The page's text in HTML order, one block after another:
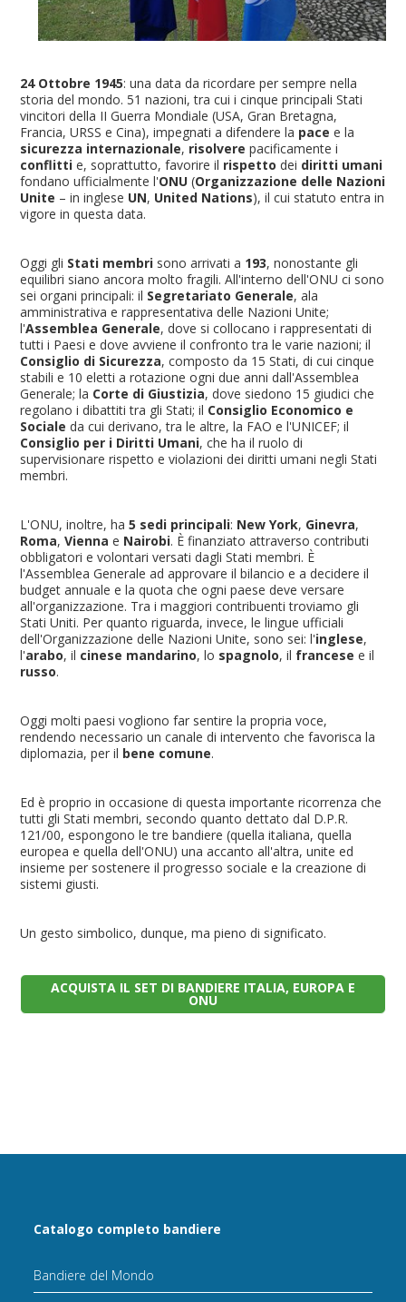
24 Ottobre 1945: una data da ricordare per sempre nella
storia del mondo. 51 nazioni, tra cui i cinque principali Stati
vincitori della II Guerra Mondiale (USA, Gran Bretagna,
Francia, URSS e Cina), impegnati a difendere la pace e la
sicurezza internazionale, risolvere pacificamente i
conflitti e, soprattutto, favorire il rispettodei diritti umani
fondano ufficialmente l'ONU(Organizzazione delle Nazioni
Unite – in inglese UN, United Nations), il cui statuto entra in
vigore in questa data.
Oggi gli Stati membri sono arrivati a 193, nonostante gli
equilibri siano ancora molto fragili. All'interno dell'ONU ci sono
sei organi principali: il Segretariato Generale, ala
amministrativa e rappresentativa delle Nazioni Unite;
l'Assemblea Generale, dove si collocano i rappresentati di
tutti i Paesi e dove avviene il confronto tra le varie nazioni; il
Consiglio di Sicurezza, composto da 15 Stati, di cui cinque
stabili e 10 eletti a rotazione ogni due anni dall'Assemblea
Generale; la Corte di Giustizia, dove siedono 15 giudici che
regolano i dibattiti tra gli Stati; il Consiglio Economico e
Sociale da cui derivano, tra le altre, la FAO e l'UNICEF; il
Consiglio per i Diritti Umani, che ha il ruolo di
supervisionare rispetto e violazioni dei diritti umani negli Stati
membri.
L'ONU, inoltre, ha5 sedi principali: New York, Ginevra,
Roma, Viennae Nairobi. È finanziato attraverso contributi
obbligatori e volontari versati dagli Stati membri. È
l'Assemblea Generale ad approvare il bilancio e a decidere il
budget annuale e la quota che ogni paese deve versare
all'organizzazione. Tra i maggiori contribuenti troviamo gli
Stati Uniti. Per quanto riguarda, invece, le lingue ufficiali
dell'Organizzazione delle Nazioni Unite, sono sei: l'inglese,
l'arabo, il cinese mandarino, lo spagnolo, il francesee il
russo.
Oggi molti paesi vogliono far sentire la propria voce,
rendendo necessario un canale di intervento che favorisca la
diplomazia, per il bene comune.
Ed è proprio in occasione di questa importante ricorrenza che
tutti gli Stati membri, secondo quanto dettato dal D.P.R.
121/00, espongono le tre bandiere (quella italiana, quella
europea e quella dell'ONU) una accanto all'altra, unite ed
insieme per sostenere il progresso sociale e la creazione di
sistemi giusti.
Un gesto simbolico, dunque, ma pieno di significato.
ACQUISTA IL SET DI BANDIERE ITALIA, EUROPA E
ONU
Catalogo completo bandiere
Bandiere del Mondo